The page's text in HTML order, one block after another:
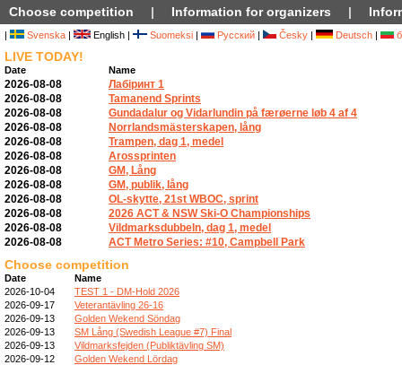
Choose competition | Information for organizers |
| Svenska | English | Suomeksi | Русский | Česky | Deutsch |
LIVE TODAY!
Date Name
2026-08-08
Лабіринт 1
2026-08-08
Tamanend Sprints
2026-08-08
Gundadalur og Vidarlundin på færøerne løb 4 af 4
2026-08-08
Norrlandsmästerskapen, lång
2026-08-08
Trampen, dag 1, medel
2026-08-08
Arossprinten
2026-08-08
GM, Lång
2026-08-08
GM, publik, lång
2026-08-08
OL-skytte, 21st WBOC, sprint
2026-08-08
2026 ACT & NSW Ski-O Championships
2026-08-08
Vildmarksdubbeln, dag 1, medel
2026-08-08
ACT Metro Series: #10, Campbell Park
Choose competition
Date
Name
2026-10-04
TEST 1 - DM-Hold 2026
2026-09-17
Veterantävling 26-16
2026-09-13
Golden Wekend Söndag
2026-09-13
SM Lång (Swedish League #7) Final
2026-09-13
Vildmarksfejden (Publiktävling SM)
2026-09-12
Golden Wekend Lördag